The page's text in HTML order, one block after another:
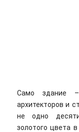
Само здание
архитекторов и
не одно
золотого цвета